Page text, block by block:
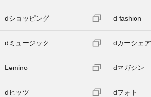
dショッピング d fashion
dミュージック dカーシェア
Lemino dマガジン
dヒッツ dフォト